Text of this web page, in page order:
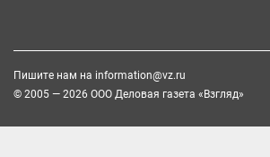
Пишите нам на information@vz.ru
© 2005 — 2026 ООО Деловая газета «Взгляд»